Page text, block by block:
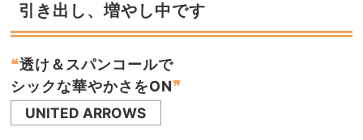
引き出し、増やし中です
❝透け＆スパンコールで
シックな華やかさをON❞
UNITED ARROWS